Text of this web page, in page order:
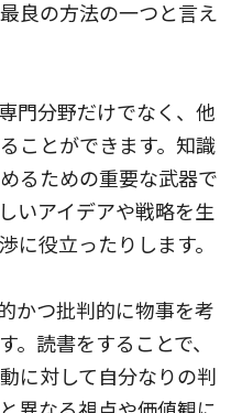
良の方法の一つと言え
門分野だけでなく、他
ことができます。知識
るための重要な武器で
いアイデアや戦略を生
に役立ったりします。
かつ批判的に物事を考
。読書をすることで、
に対して自分なりの判